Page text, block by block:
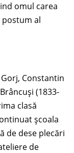
omul carea
al
Constantin
(1833-
clasă
școala
de dese plecări
de